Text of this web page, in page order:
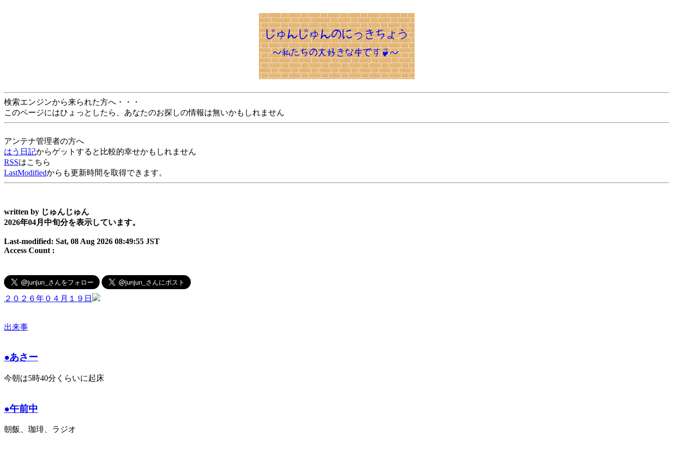
検索エンジンから来られた方へ・・・
このページにはひょっとしたら、あなたのお探しの情報は無いかもしれません
アンテナ管理者の方へ
はう日記からゲットすると比較的幸せかもしれません
RSSはこちら
LastModifiedからも更新時間を取得できます。
written by じゅんじゅん
2026年04月中旬分を表示しています。
Last-modified: Sat, 08 Aug 2026 08:49:55 JST
Access Count :
２０２６年０４月１９日
出来事
●あさー
今朝は5時40分くらいに起床
●午前中
朝飯、珈琲、ラジオ